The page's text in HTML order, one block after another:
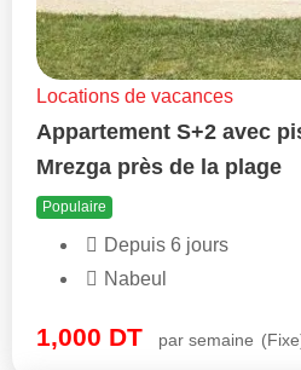
Locations de vacances
Appartement S+2 avec
Mrezga près de la plage
Populaire
Depuis 6 jours
Nabeul
1,000 DT par semaine